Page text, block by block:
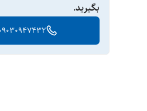
بگیرید.